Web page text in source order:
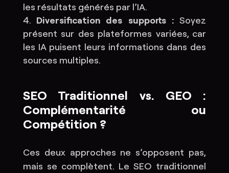
les résultats générés par l’IA.
Diversification des supports :Soyez
présent sur des plateformes variées, car
les IA puisent leurs informations dans des
sources multiples.
SEO Traditionnel vs. GEO :
Complémentarité ou
Compétition ?
Ces deux approches ne s’opposent pas,
mais se complètent. Le SEO traditionnel